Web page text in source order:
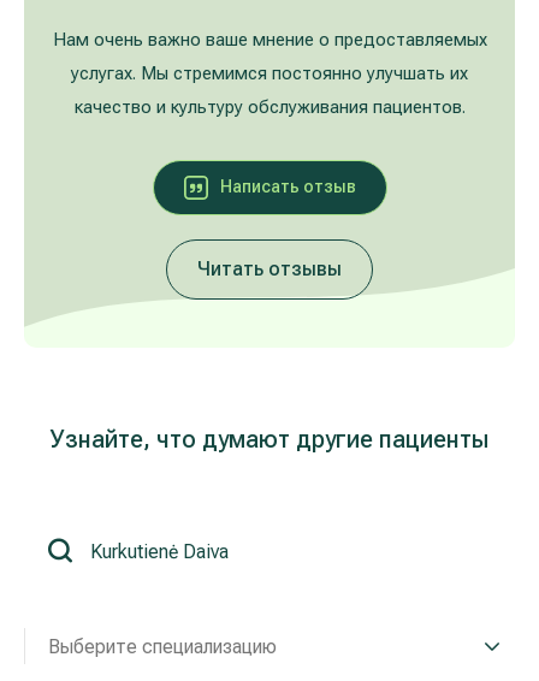
Нам очень важно ваше мнение о предоставляемых
услугах. Мы стремимся постоянно улучшать их
качество и культуру обслуживания пациентов.
Написать oтзыв
Читать отзывы
Узнайте, что думают другие пациенты
Выберите специализацию
Лечение расширенных вен на ногах
Неврология и психиатрия
Лечение заболеваний уха, горла, носа
Реабилитация и спортивная медицина
Все услуги
Galerija